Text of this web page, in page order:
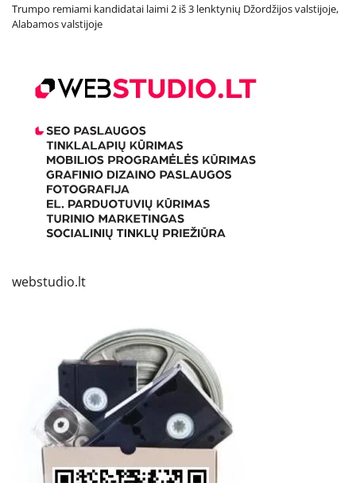
Trumpo remiami kandidatai laimi 2 iš 3 lenktynių Džordžijos valstijoje,
Alabamos valstijoje
webstudio.lt